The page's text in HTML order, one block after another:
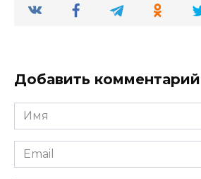
Добавить комментарий
Имя
Email